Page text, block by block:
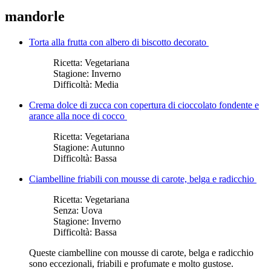
mandorle
Torta alla frutta con albero di biscotto decorato
Ricetta: Vegetariana
Stagione: Inverno
Difficoltà: Media
Crema dolce di zucca con copertura di cioccolato fondente e
arance alla noce di cocco
Ricetta: Vegetariana
Stagione: Autunno
Difficoltà: Bassa
Ciambelline friabili con mousse di carote, belga e radicchio
Ricetta: Vegetariana
Senza: Uova
Stagione: Inverno
Difficoltà: Bassa
Queste ciambelline con mousse di carote, belga e radicchio
sono eccezionali, friabili e profumate e molto gustose.